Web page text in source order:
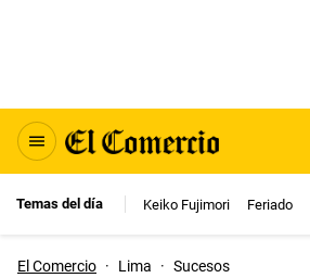
Temas del día Keiko Fujimori Feriado
El Comercio · Lima · Sucesos